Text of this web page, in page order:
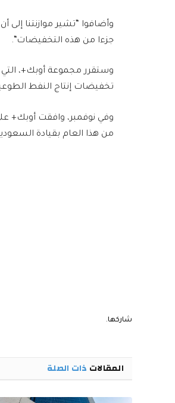
جزءا من هذه التخفيضات “.
وستقرر مجموعة أوبك+،
تخفيضات إنتاج النفط
من هذا العام بقيادة
شاركها.
المقالات ذات الصلة